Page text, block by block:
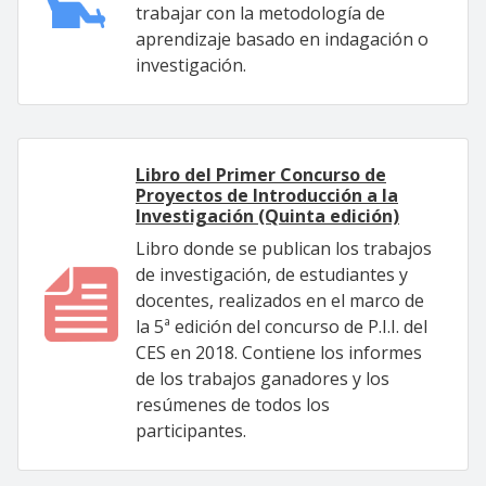
trabajar con la metodología de
aprendizaje basado en indagación o
investigación.
Libro del Primer Concurso de
Proyectos de Introducción a la
Investigación (Quinta edición)
Libro donde se publican los trabajos
de investigación, de estudiantes y
docentes, realizados en el marco de
la 5ª edición del concurso de P.I.I. del
CES en 2018. Contiene los informes
de los trabajos ganadores y los
resúmenes de todos los
participantes.